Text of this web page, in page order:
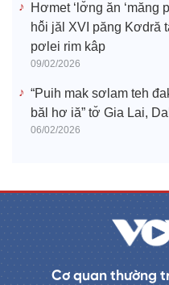
Hơmet ‘lơ̆ng ăn
hô̆i jăl XVI păng Kơdră
pơlei rim kâp
09/02/2026
“Puih mak sơlam teh
băl hơ iă” tơ̆ Gia Lai,
06/02/2026
Cơ quan thường